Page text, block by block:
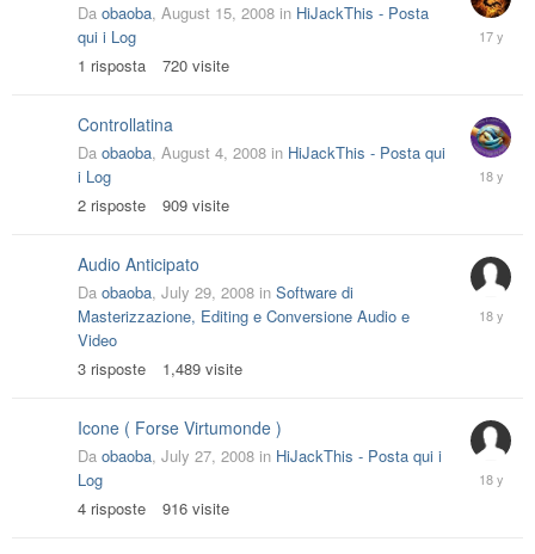
Da obaoba, August 15, 2008 in HiJackThis - Posta
qui i Log
1 risposta 720 visite
August
15,
Controllatina
Da obaoba, August 4, 2008 in HiJackThis - Posta qui
i Log
2 risposte 909 visite
August
7,
Audio Anticipato
Da obaoba, July 29, 2008 in Software di
Masterizzazione, Editing e Conversione Audio e
Video
3 risposte 1,489 visite
July
29,
Icone ( Forse Virtumonde )
Da obaoba, July 27, 2008 in HiJackThis - Posta qui i
Log
4 risposte 916 visite
July
29,